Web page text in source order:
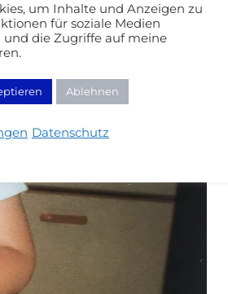
um Inhalte und Anzeigen zu
für soziale Medien
die Zugriffe auf meine
Ablehnen
Datenschutz